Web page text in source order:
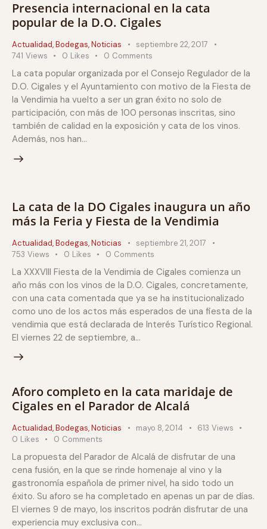
Presencia internacional en la cata
popular de la D.O. Cigales
Actualidad,Bodegas,Noticias
septiembre 22, 2017
741 Views 0 Likes 0 Comments
La cata popular organizada por el Consejo Regulador de la
D.O. Cigales y el Ayuntamiento con motivo de la Fiesta de
la Vendimia ha vuelto a ser un gran éxito no solo de
participación, con más de 100 personas inscritas, sino
también de calidad en la exposición y cata de los vinos.
Además, nos han…
La cata de la DO Cigales inaugura un año
más la Feria y Fiesta de la Vendimia
Actualidad,Bodegas,Noticias
septiembre 21, 2017
753 Views 0 Likes 0 Comments
La XXXVIII Fiesta de la Vendimia de Cigales comienza un
año más con los vinos de la D.O. Cigales, concretamente,
con una cata comentada que ya se ha institucionalizado
como uno de los actos más esperados de una fiesta de la
vendimia que está declarada de Interés Turístico Regional.
El viernes 22 de septiembre, a…
Aforo completo en la cata maridaje de
Cigales en el Parador de Alcalá
Actualidad,Bodegas,Noticias mayo 8, 2014 613 Views
0 Likes 0 Comments
La propuesta del Parador de Alcalá de disfrutar de una
cena fusión, en la que se rinde homenaje al vino y la
gastronomía española de primer nivel, ha sido todo un
éxito. Su aforo se ha completado en apenas un par de días.
El viernes 9 de mayo, los inscritos podrán disfrutar de una
experiencia muy exclusiva con…